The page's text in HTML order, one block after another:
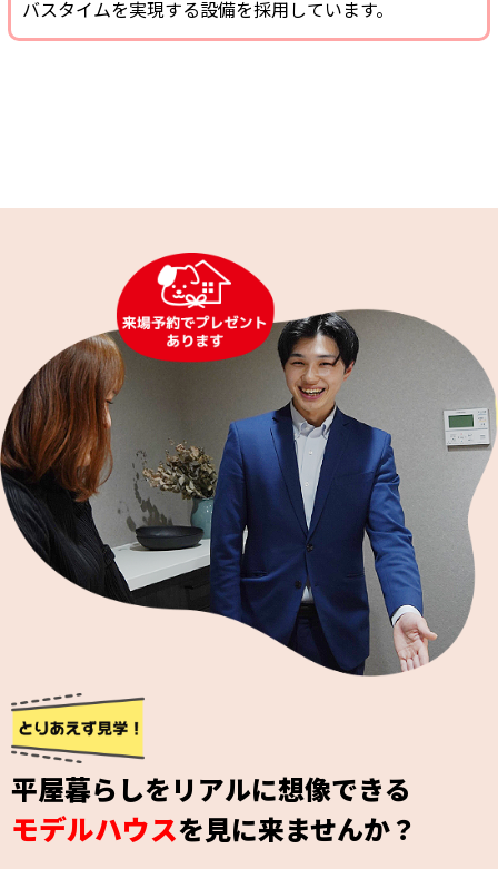
バスタイムを実現する設備を採用しています。
平屋暮らしをリアルに想像できる
モデルハウスを見に来ませんか？